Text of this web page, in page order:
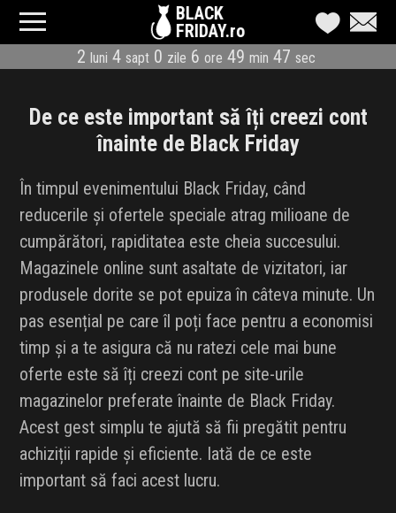
BLACK
FRIDAY.ro
2 luni 4 sapt 0 zile 6 ore 49 min 47 sec
CATEGORII
MAGAZINE
ÎNSCRIE MAGAZIN
LIVE BLOG
REDUCERI
CODURI REDUCERE
CÂND E BLACK FRIDAY
ABONARE NEWSLETTER
INFLUENCER SQUAD
BRANDURI
De ce este important să îți creezi cont
înainte de Black Friday
În timpul evenimentului Black Friday, când
reducerile și ofertele speciale atrag milioane de
cumpărători, rapiditatea este cheia succesului.
Magazinele online sunt asaltate de vizitatori, iar
produsele dorite se pot epuiza în câteva minute. Un
pas esențial pe care îl poți face pentru a economisi
timp și a te asigura că nu ratezi cele mai bune
oferte este să îți creezi cont pe site-urile
magazinelor preferate înainte de Black Friday.
Acest gest simplu te ajută să fii pregătit pentru
achiziții rapide și eficiente. Iată de ce este
important să faci acest lucru.